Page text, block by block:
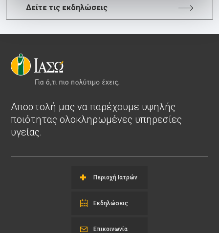
Δείτε τις εκδηλώσεις
Αποστολή μας να παρέχουμε υψηλής
ποιότητας ολοκληρωμένες υπηρεσίες
υγείας.
Περιοχή Ιατρών
Εκδηλώσεις
Επικοινωνία